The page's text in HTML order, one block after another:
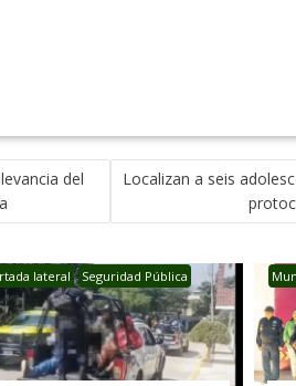
del
Localizan a seis
lateral Seguridad Pública